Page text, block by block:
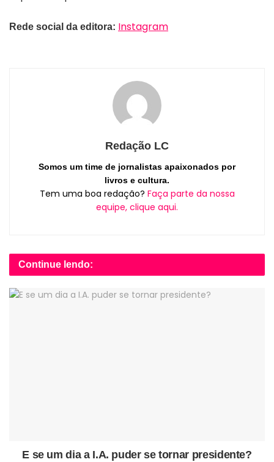
Rede social da editora: Instagram
Redação LC
Somos um time de jornalistas apaixonados por
livros e cultura.
Tem uma boa redação? Faça parte da nossa
equipe, clique aqui.
Continue lendo:
E se um dia a I.A. puder se tornar presidente?